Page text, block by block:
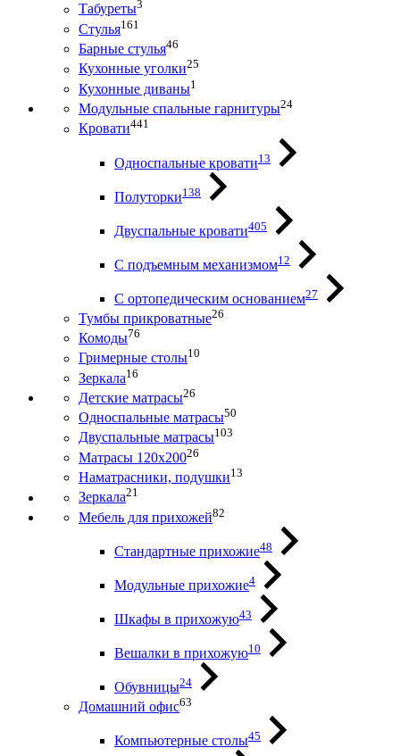
Табуреты3
Стулья161
Барные стулья46
Кухонные уголки25
Кухонные диваны1
Модульные спальные гарнитуры24
Кровати441
Односпальные кровати13
Полуторки138
Двуспальные кровати405
С подъемным механизмом12
С ортопедическим основанием27
Тумбы прикроватные26
Комоды76
Гримерные столы10
Зеркала16
Детские матрасы26
Односпальные матрасы50
Двуспальные матрасы103
Матрасы 120х20026
Наматрасники, подушки13
Зеркала21
Мебель для прихожей82
Стандартные прихожие48
Модульные прихожие4
Шкафы в прихожую43
Вешалки в прихожую10
Обувницы24
Домашний офис63
Компьютерные столы45